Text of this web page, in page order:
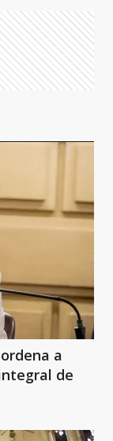
a
de